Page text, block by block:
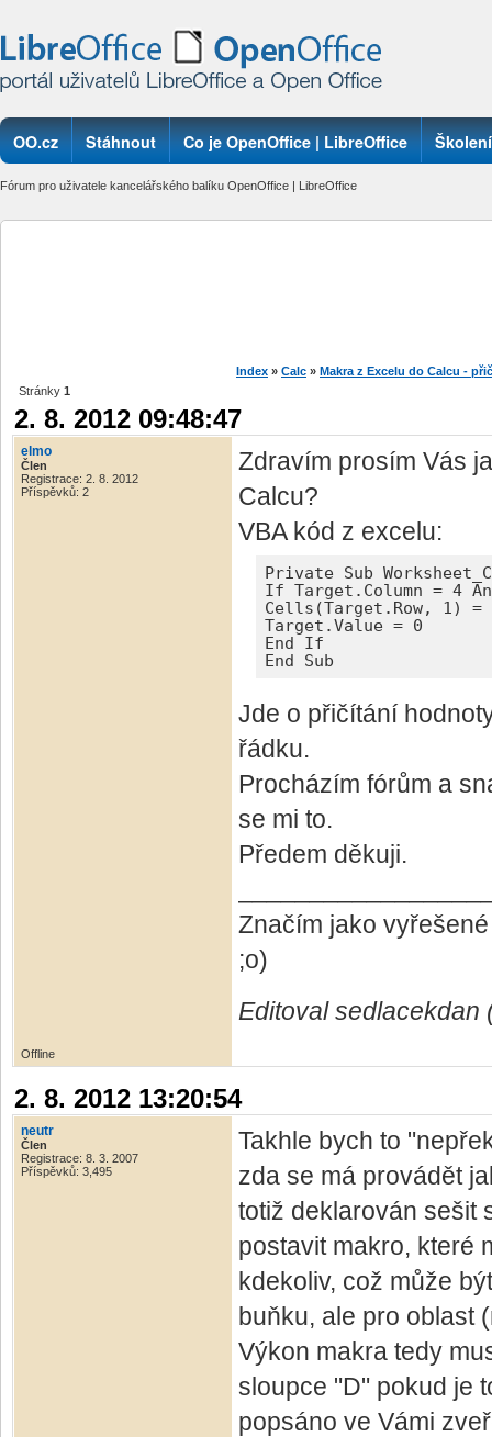
OO.cz Stáhnout Co je OpenOffice | LibreOffice Školení
Fórum pro uživatele kancelářského balíku OpenOffice | LibreOffice
Index » Calc » Makra z Excelu do Calcu -
Stránky 1
2. 8. 2012 09:48:47
elmo
Člen
Registrace: 2. 8. 2012
Příspěvků: 2
Zdravím prosím Vás
Calcu?
VBA kód z excelu:
Private Sub
If Target.Column = 4
Cells(Target.Row, 1) =
Target.Value = 0
End If
End Sub
Jde o přičítání
řádku.
Procházím fórům a
se mi to.
Předem děkuji.
Značím jako vyřešené
;o)
Editoval sedlacekdan
Offline
2. 8. 2012 13:20:54
neutr
Člen
Registrace: 8. 3. 2007
Příspěvků: 3,495
Takhle bych to
zda se má provádět
totiž deklarován sešit
postavit makro, které
kdekoliv, což může
buňku, ale pro oblast
Výkon makra tedy
sloupce "D" pokud je
popsáno ve Vámi